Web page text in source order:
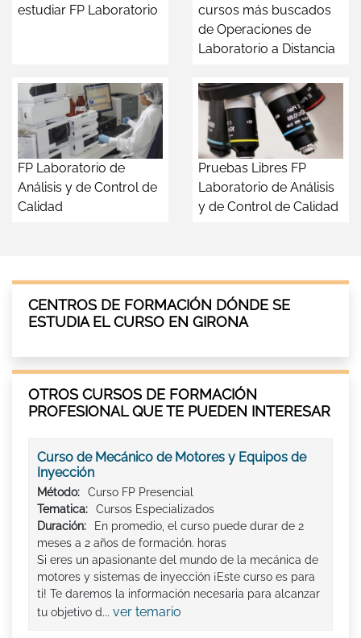
estudiar FP Laboratorio
cursos más buscados
de Operaciones de
Laboratorio a Distancia
FP Laboratorio de
Análisis y de Control de
Calidad
Pruebas Libres FP
Laboratorio de Análisis
y de Control de Calidad
CENTROS DE FORMACIÓN DÓNDE SE
ESTUDIA EL CURSO EN GIRONA
OTROS CURSOS DE FORMACIÓN
PROFESIONAL QUE TE PUEDEN INTERESAR
Curso de Mecánico de Motores y Equipos de
Inyección
Método:
Curso FP Presencial
Tematica:
Cursos Especializados
Duración:
En promedio, el curso puede durar de 2
meses a 2 años de formación. horas
Si eres un apasionante del mundo de la mecánica de
motores y sistemas de inyección ¡Este curso es para
ti! Te daremos la información necesaria para alcanzar
tu objetivo d... ver temario